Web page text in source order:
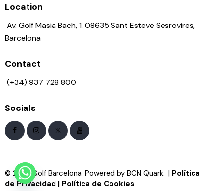
Location
Av. Golf Masia Bach, 1, 08635 Sant Esteve Sesrovires,
Barcelona
Contact
(+34) 937 728 800
Socials
© 2025 Golf Barcelona. Powered by BCN Quark. | Política
de Privacidad | Política de Cookies
privilegiado.
Desde309€ por persona
Oferta válida del 1 de julio al 6 de
Reservar ahora →